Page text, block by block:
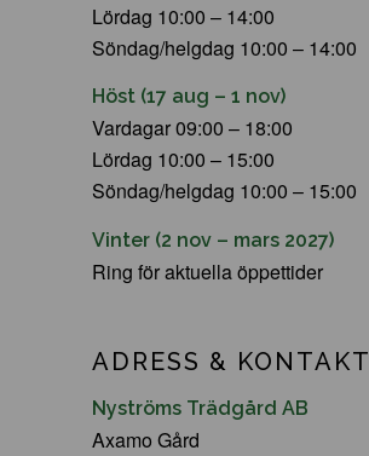
Lördag 10:00 – 14:00
Söndag/helgdag 10:00 – 14:00
Höst (17 aug – 1 nov)
Vardagar 09:00 – 18:00
Lördag 10:00 – 15:00
Söndag/helgdag 10:00 – 15:00
Vinter (2 nov – mars 2027)
Ring för aktuella öppettider
ADRESS & KONTAKT
Nyströms Trädgård AB
Axamo Gård